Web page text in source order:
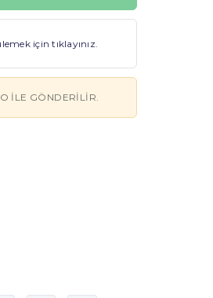
için tıklayınız.
ILE GÖNDERILIR.